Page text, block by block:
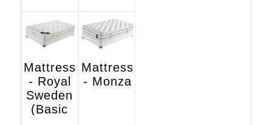
Mattress
- Royal
Sweden
(Basic
Mattress
- Monza